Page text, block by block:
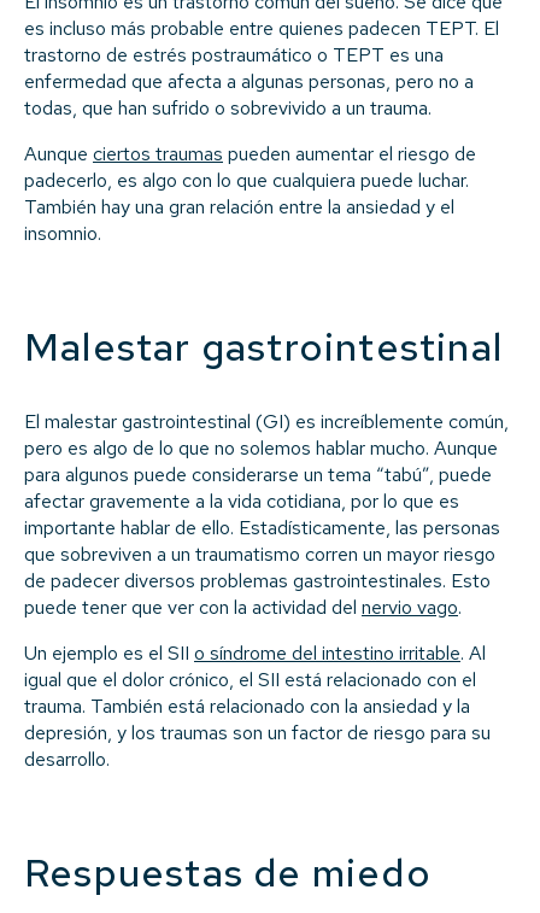
es incluso más probable entre quienes padecen TEPT. El
trastorno de estrés postraumático o TEPT es una
enfermedad que afecta a algunas personas, pero no a
todas, que han sufrido o sobrevivido a un trauma.
Aunque ciertos traumas pueden aumentar el riesgo de
padecerlo, es algo con lo que cualquiera puede luchar.
También hay una gran relación entre la ansiedad y el
insomnio.
Malestar gastrointestinal
El malestar gastrointestinal (GI) es increíblemente común,
pero es algo de lo que no solemos hablar mucho. Aunque
para algunos puede considerarse un tema “tabú”, puede
afectar gravemente a la vida cotidiana, por lo que es
importante hablar de ello. Estadísticamente, las personas
que sobreviven a un traumatismo corren un mayor riesgo
de padecer diversos problemas gastrointestinales. Esto
puede tener que ver con la actividad del nervio vago.
Un ejemplo es el SII o síndrome del intestino irritable. Al
igual que el dolor crónico, el SII está relacionado con el
trauma. También está relacionado con la ansiedad y la
depresión, y los traumas son un factor de riesgo para su
desarrollo.
Respuestas de miedo